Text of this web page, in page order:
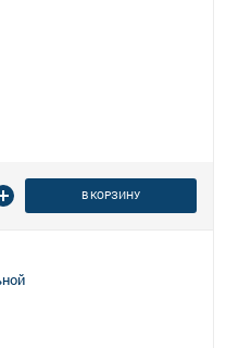
В КОРЗИНУ